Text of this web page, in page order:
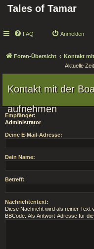
Tales of Tamar
FAQ Anmelden
Foren-Übersicht Kontakt
Aktuelle
Kontakt mit der
aufnehmen
Empfänger:
Administrator
Deine E-Mail-Adresse:
Dein Name:
Betreff:
Nachrichtentext:
Diese Nachricht wird als reiner
BBCode. Als Antwort-Adresse für